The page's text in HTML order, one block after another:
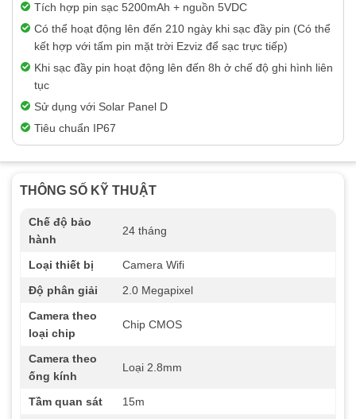
Tích hợp pin sạc 5200mAh + nguồn 5VDC
Có thể hoạt động lên đến 210 ngày khi sạc đầy pin (Có thể
kết hợp với tấm pin mặt trời Ezviz để sạc trực tiếp)
Khi sạc đầy pin hoạt động lên đến 8h ở chế độ ghi hình liên
tục
Sử dụng với Solar Panel D
Tiêu chuẩn IP67
THÔNG SỐ KỸ THUẬT
Chế độ bảo
hành
24 tháng
Loại thiết bị
Camera Wifi
Độ phân giải
2.0 Megapixel
Camera theo
loại chip
Chip CMOS
Camera theo
ống kính
Loại 2.8mm
Tầm quan sát 15m